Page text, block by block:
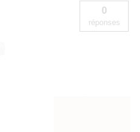
0
réponses